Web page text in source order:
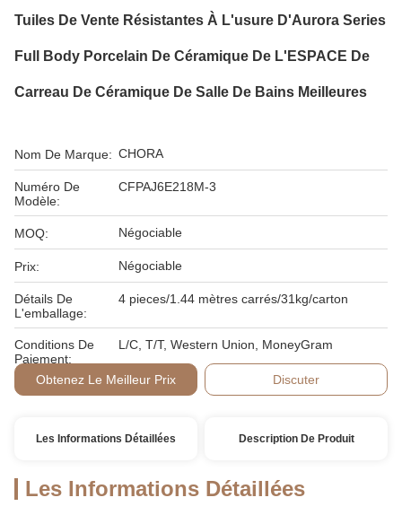
Tuiles De Vente Résistantes À L'usure D'Aurora Series
Full Body Porcelain De Céramique De L'ESPACE De
Carreau De Céramique De Salle De Bains Meilleures
Nom De Marque: CHORA
Numéro De
Modèle:
CFPAJ6E218M-3
MOQ: Négociable
Prix: Négociable
Détails De
L'emballage:
4 pieces/1.44 mètres carrés/31kg/carton
Conditions De
Paiement:
L/C, T/T, Western Union, MoneyGram
Obtenez Le Meilleur Prix Discuter
Les Informations Détaillées Description De Produit
Les Informations Détaillées